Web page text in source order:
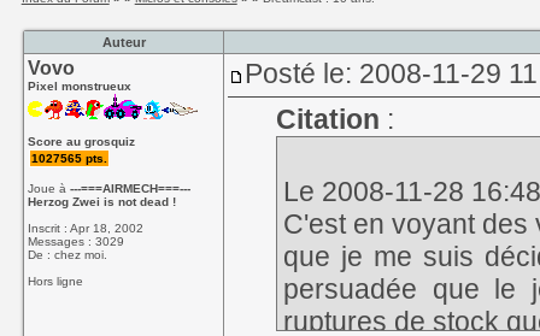
Auteur
Vovo
Pixel monstrueux
Score au grosquiz
1027565 pts.
Joue à---===AIRMECH===---
Herzog Zwei is not dead !
Inscrit : Apr 18, 2002
Messages : 3029
De : chez moi.
Hors ligne
Posté le: 2008-11-29
Citation :
Le 2008-11-28
C'est en voyant
que je me suis
persuadée que le
ruptures de stock